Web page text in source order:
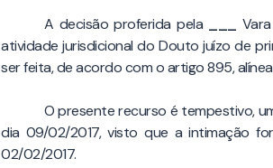
A decisão proferida pela
atividade jurisdicional do Douto juízo de
ser feita, de acordo com o artigo 895, alínea
O presente recurso é tempestivo,
dia 09/02/2017, visto que a intimação
02/02/2017.